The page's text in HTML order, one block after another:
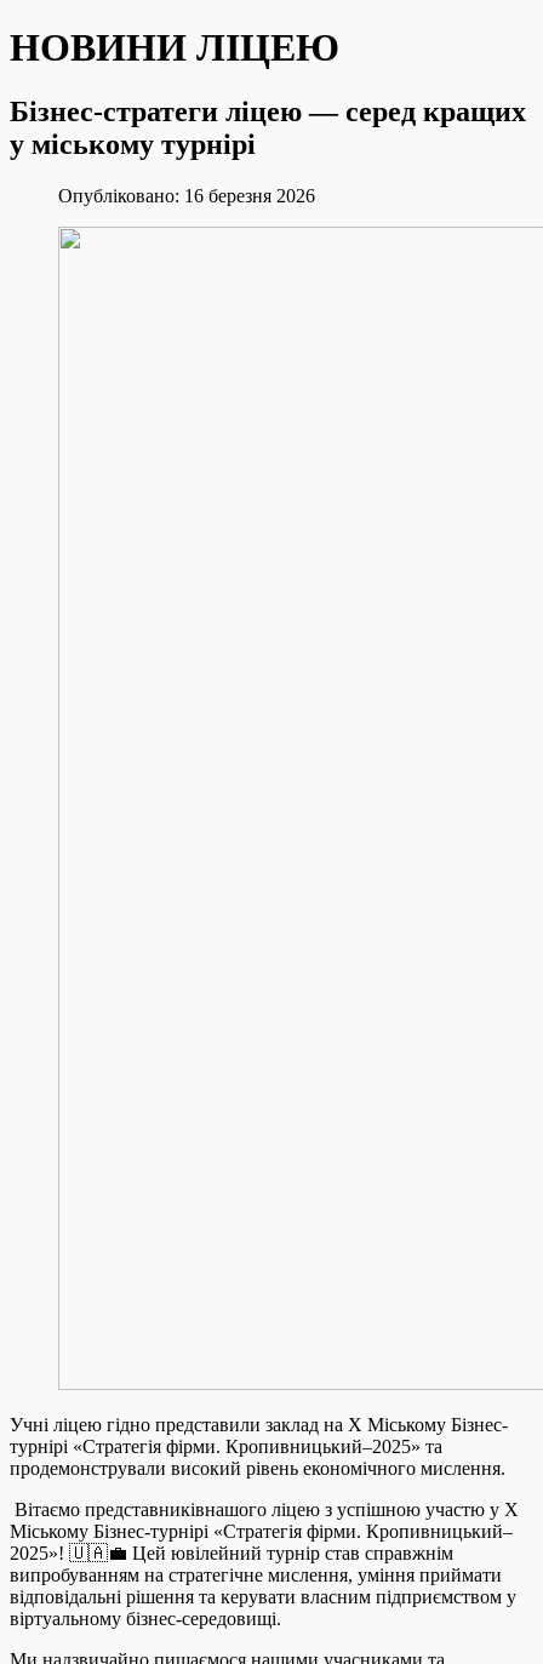
НОВИНИ ЛІЦЕЮ
Бізнес-стратеги ліцею — серед кращих
у міському турнірі
Опубліковано: 16 березня 2026
Учні ліцею гідно представили заклад на X Міському Бізнес-
турнірі «Стратегія фірми. Кропивницький–2025» та
продемонстрували високий рівень економічного мислення.
Вітаємо представниківнашого ліцею з успішною участю у X
Міському Бізнес-турнірі «Стратегія фірми. Кропивницький–
2025»! 🇺🇦💼 Цей ювілейний турнір став справжнім
випробуванням на стратегічне мислення, уміння приймати
відповідальні рішення та керувати власним підприємством у
віртуальному бізнес-середовищі.
Ми надзвичайно пишаємося нашими учасниками та